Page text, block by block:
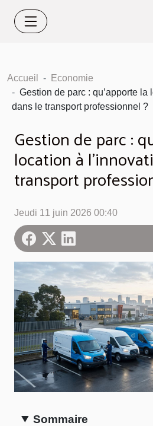
Accueil
Economie
Gestion de parc : qu’apporte la
dans le transport professionnel ?
Gestion de parc :
location à
transport
Jeudi 11 juin 2026 00:40
Sommaire